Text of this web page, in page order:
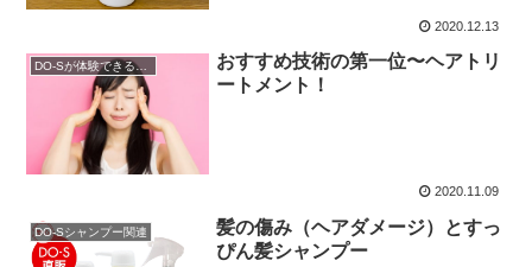
2020.12.13
DO-Sが体験できるサロン
おすすめ技術の第一位〜ヘアトリ
ートメント！
2020.11.09
DO-Sシャンプー関連
髪の傷み（ヘアダメージ）とすっ
ぴん髪シャンプー